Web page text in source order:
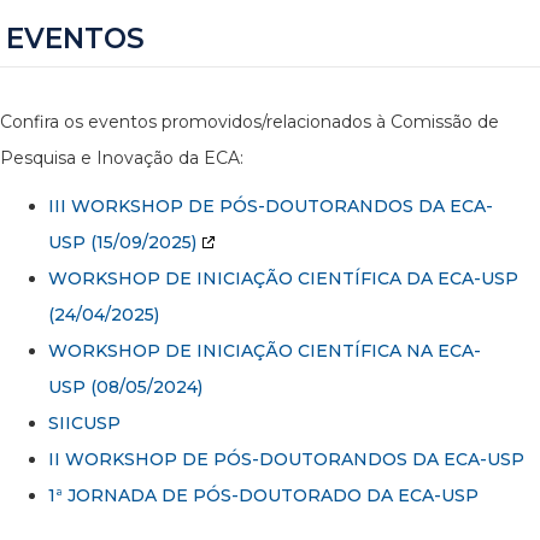
EVENTOS
Confira os eventos promovidos/relacionados à Comissão de
Pesquisa e Inovação da ECA:
III WORKSHOP DE PÓS-DOUTORANDOS DA ECA-
USP (15/09/2025)
WORKSHOP DE INICIAÇÃO CIENTÍFICA DA ECA-USP
(24/04/2025)
WORKSHOP DE INICIAÇÃO CIENTÍFICA NA ECA-
USP (08/05/2024)
SIICUSP
II WORKSHOP DE PÓS-DOUTORANDOS DA ECA-USP
1ª JORNADA DE PÓS-DOUTORADO DA ECA-USP